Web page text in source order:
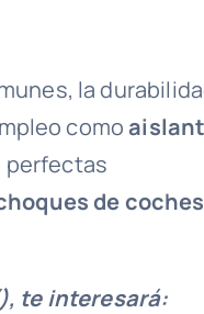
la
como
perfectas
de coches
te interesará: